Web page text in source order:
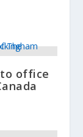
office